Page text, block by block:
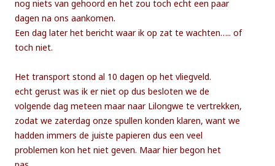
nog niets van gehoord en het zou toch echt een paar
dagen na ons aankomen.
Een dag later het bericht waar ik op zat te wachten….. of
toch niet.
Het transport stond al 10 dagen op het vliegveld.
echt gerust was ik er niet op dus besloten we de
volgende dag meteen maar naar Lilongwe te vertrekken,
zodat we zaterdag onze spullen konden klaren, want we
hadden immers de juiste papieren dus een veel
problemen kon het niet geven. Maar hier begon het